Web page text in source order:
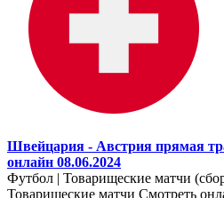
Швейцария - Австрия прямая
онлайн 08.06.2024
Футбол | Товарищеские матчи
Товарищеские матчи Смотреть